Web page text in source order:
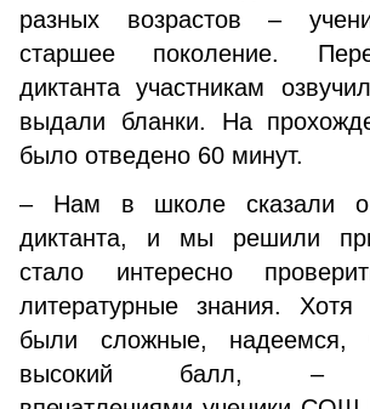
разных возрастов –
старшее поколение.
диктанта участникам
выдали бланки. На
было отведено 60 минут.
– Нам в школе сказали о
диктанта, и мы решили
стало интересно
литературные знания.
были сложные, надеемся,
высокий балл, –